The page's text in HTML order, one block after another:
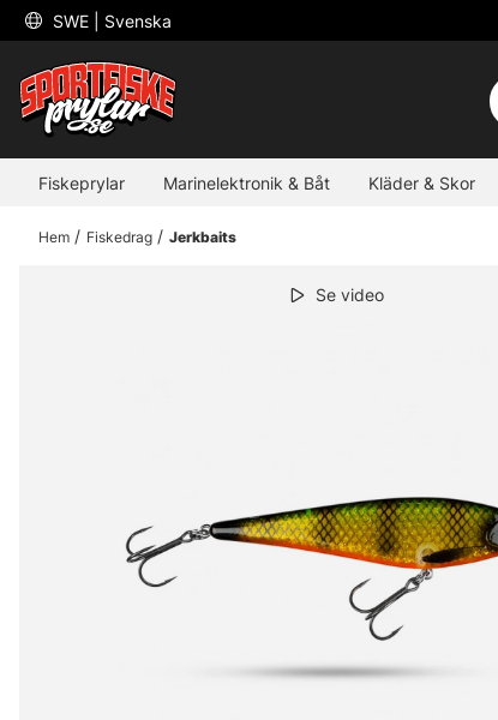
SWE | Svenska
Fiskeprylar Marinelektronik & Båt Kläder & Skor
Hem Fiskedrag Jerkbaits
Se video